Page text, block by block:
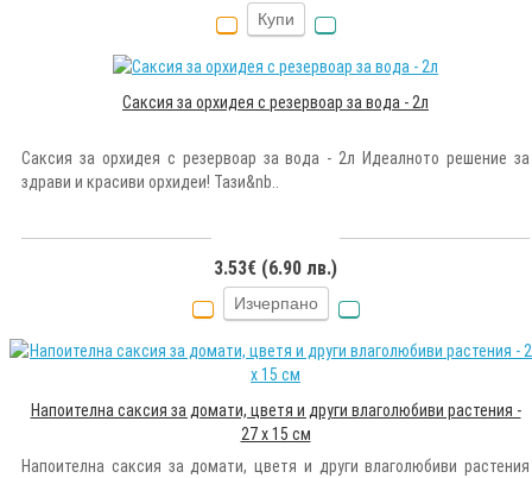
Купи
Саксия за орхидея с резервоар за вода - 2л
Саксия за орхидея с резервоар за вода - 2л Идеалното решение за
здрави и красиви орхидеи! Тази&nb..
3.53€ (6.90 лв.)
Изчерпано
Напоителна саксия за домати, цветя и други влаголюбиви растения -
27 x 15 см
Напоителна саксия за домати, цветя и други влаголюбиви растения